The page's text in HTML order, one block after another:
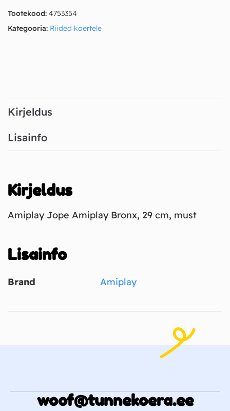
Tootekood: 4753354
Kategooria: Riided koertele
Kirjeldus
Lisainfo
Kirjeldus
Amiplay Jope Amiplay Bronx, 29 cm, must
Lisainfo
Brand Amiplay
woof@tunnekoera.ee